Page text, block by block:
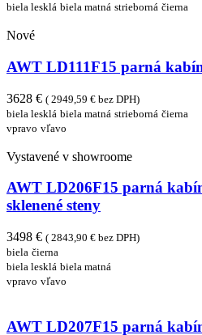
biela lesklá biela matná strieborná čierna
Nové
AWT LD111F15 parná
3628 € ( 2949,59 € bez DPH)
biela lesklá biela matná strieborná čierna
vpravo vľavo
Vystavené v showroome
AWT LD206F15 parná
sklenené steny
3498 € ( 2843,90 € bez DPH)
biela čierna
biela lesklá biela matná
vpravo vľavo
AWT LD207F15 parná